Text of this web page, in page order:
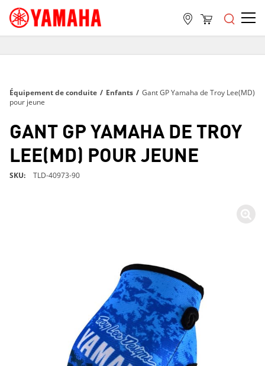
SUR TOUTES LES COMMANDES DE PLUS DE 99 $
SUR TOUTES LES COMMANDES DE PLUS DE 99 $
Équipement de conduite / Enfants / Gant GP Yamaha de Troy Lee(MD)
pour jeune
GANT GP YAMAHA DE TROY
LEE(MD) POUR JEUNE
SKU TLD-40973-90